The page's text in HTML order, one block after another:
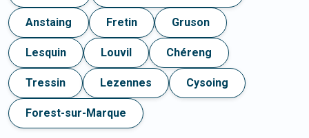
Anstaing Fretin Gruson
Lesquin Louvil Chéreng
Tressin Lezennes Cysoing
Forest-sur-Marque